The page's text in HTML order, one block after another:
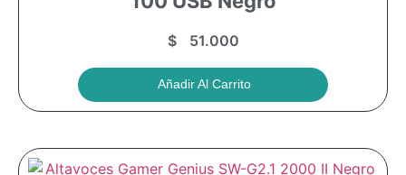
$51.000
Añadir Al Carrito